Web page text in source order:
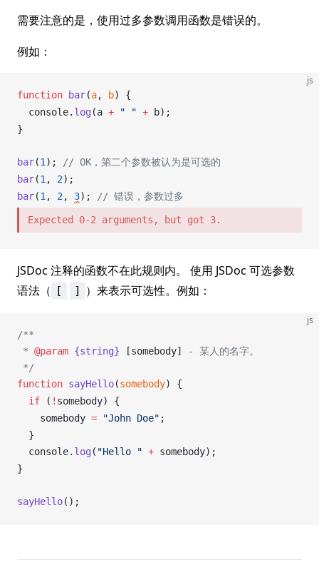
需要注意的是，使用过多参数调用函数是错误的。
例如：
js
function bar(a, b) {
console. log (a + " " + b);
}
bar(1); // OK，第二个参数被认为是可选的
bar(1, 2);
bar(1, 2, 3); // 错误，参数过多
Expected 0-2 arguments, but got 3.
JSDoc 注释的函数不在此规则内。 使用 JSDoc 可选参数
语法（ [ ] ）来表示可选性。例如：
js
/**
* @param {string} [somebody]
- 某人的名字。
*/
function sayHello(somebody) {
  if
( ! somebody) {
somebody = "John Doe" ;
  }
console. log ( "Hello " + somebody);
}
sayHello();